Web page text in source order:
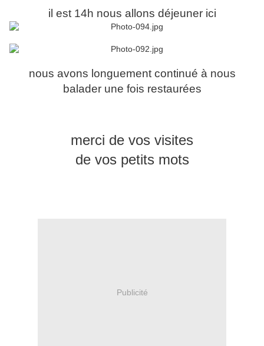
il est 14h nous allons déjeuner ici
nous avons longuement continué à nous
balader une fois restaurées
merci de vos visites
de vos petits mots
Publicité